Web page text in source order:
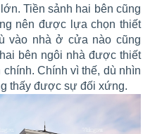
Tiền sảnh hai bên cũng
nên được lựa chọn thiết
vào nhà ở cửa nào cũng
bên ngôi nhà được thiết
Chính vì thế, dù nhìn
thấy được sự đối xứng.